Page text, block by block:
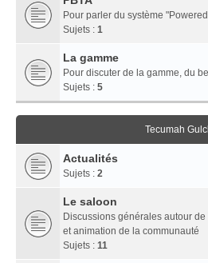
Pour parler du système
Sujets : 1
La gamme
Pour discuter de la gamme, du
Sujets : 5
Tecumah
Actualités
Sujets : 2
Le saloon
Discussions générales autour
et animation de la communauté
Sujets : 11